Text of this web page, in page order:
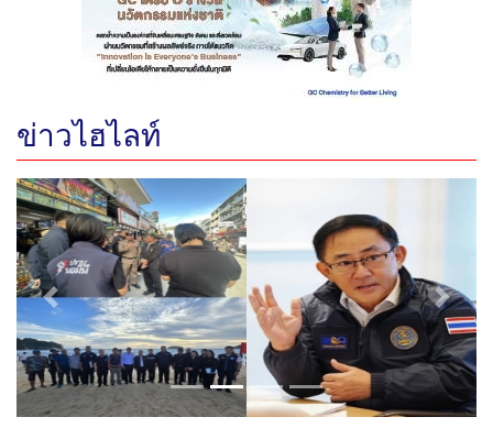
ข่าวไฮไลท์
Previous Next